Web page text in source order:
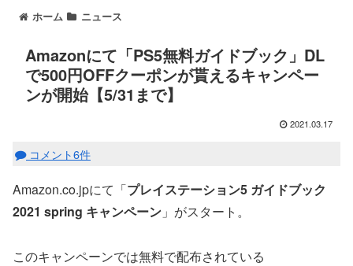
ホーム ニュース
Amazonにて「PS5無料ガイドブック」DL
で500円OFFクーポンが貰えるキャンペー
ンが開始【5/31まで】
2021.03.17
コメント6件
Amazon.co.jpにて「プレイステーション5 ガイドブック
2021 spring キャンペーン 」がスタート。
このキャンペーンでは無料で配布されている